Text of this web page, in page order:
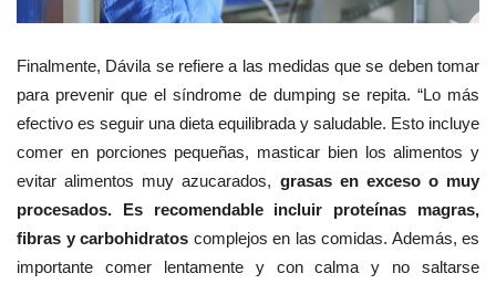
Finalmente, Dávila se refiere a las medidas que se deben tomar
para prevenir que el síndrome de dumping se repita. “Lo más
efectivo es seguir una dieta equilibrada y saludable. Esto incluye
comer en porciones pequeñas, masticar bien los alimentos y
evitar alimentos muy azucarados, grasas en exceso o muy
procesados. Es recomendable incluir proteínas magras,
fibras y carbohidratos complejos en las comidas. Además, es
importante comer lentamente y con calma y no saltarse